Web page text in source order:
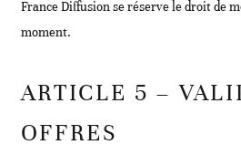
France Diffusion se réserve le droit de
moment.
ARTICLE 5 –
OFFRES